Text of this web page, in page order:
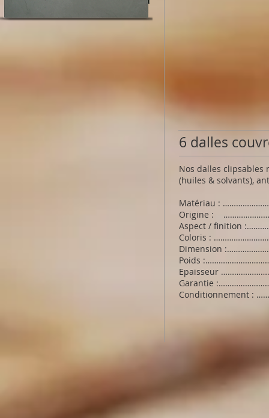
6 dalles
Nos dalles
(huiles & solvants),
Matériau :
Origine :
Aspect / finition
Coloris :
Dimension
Poids
Epaisseur
Garantie
Conditionnement :